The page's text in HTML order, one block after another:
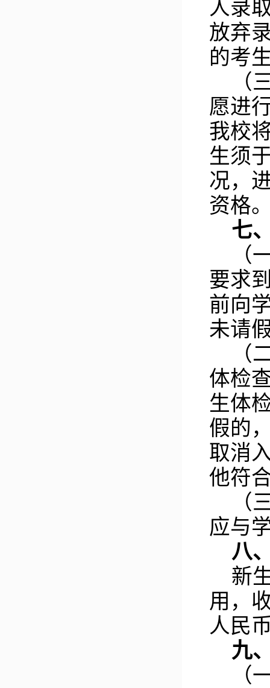
人录
放弃
的考
（
愿进
我校
生须
况，
资格
七
（
要求
前向
未请
（
体检
生体
假的
取消
他符
（
应与
八
新
用，
人民
九
（